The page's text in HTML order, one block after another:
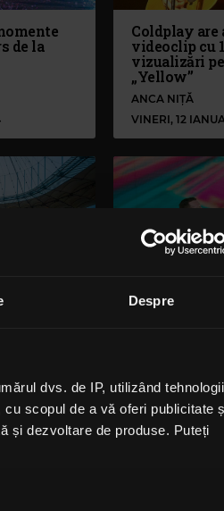
Despre
dvs. de IP, utilizând tehnologii
scopul de a vă oferi publicitate
și dezvoltare de produse. Puteți
de la
Coldplay are
videoclip cu
vizualizări
„Yellow”
ANCA NIȚĂ
VINERI, 12
speculei
2023
Coldplay,
ANCA NIȚĂ
MARȚI, 18 IULIE